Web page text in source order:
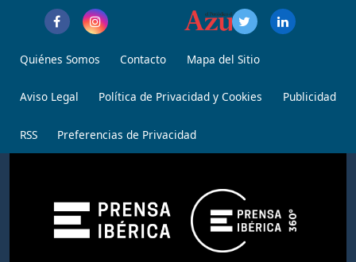
Quiénes Somos Contacto Mapa del Sitio
Aviso Legal Política de Privacidad y Cookies Publicidad
RSS Preferencias de Privacidad